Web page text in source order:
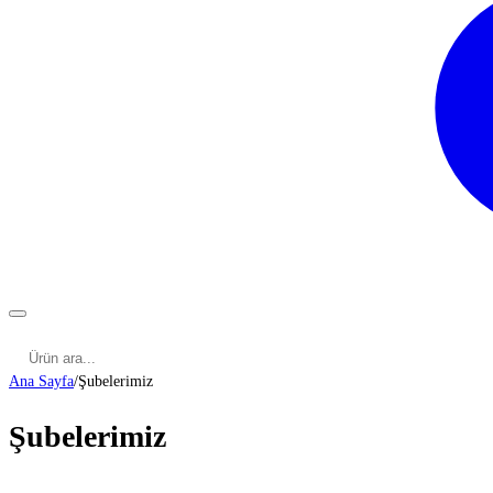
Ana Sayfa/Şubelerimiz
Şubelerimiz